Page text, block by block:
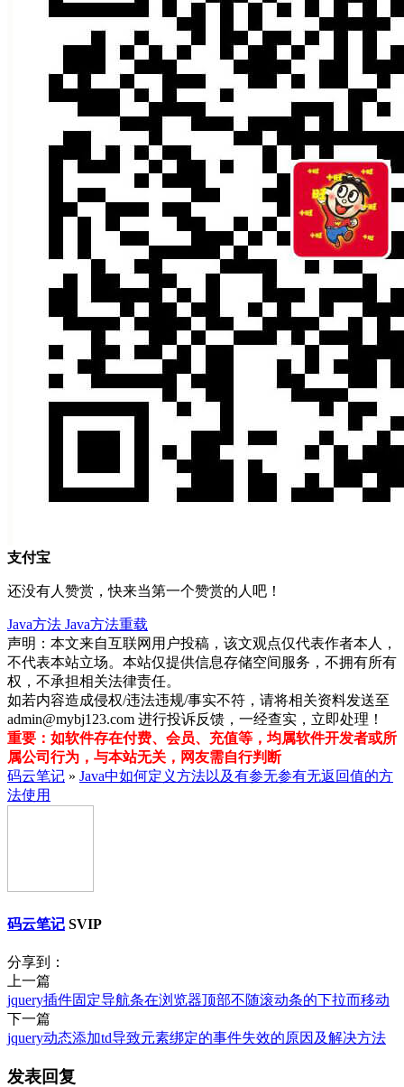
支付宝
还没有人赞赏，快来当第一个赞赏的人吧！
Java方法 Java方法重载
声明：本文来自互联网用户投稿，该文观点仅代表作者本人，
不代表本站立场。本站仅提供信息存储空间服务，不拥有所有
权，不承担相关法律责任。
如若内容造成侵权/违法违规/事实不符，请将相关资料发送至
admin@mybj123.com 进行投诉反馈，一经查实，立即处理！
重要：如软件存在付费、会员、充值等，均属软件开发者或所
属公司行为，与本站无关，网友需自行判断
码云笔记 » Java中如何定义方法以及有参无参有无返回值的方
法使用
码云笔记 SVIP
分享到：
上一篇
jquery插件固定导航条在浏览器顶部不随滚动条的下拉而移动
下一篇
jquery动态添加td导致元素绑定的事件失效的原因及解决方法
发表回复